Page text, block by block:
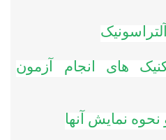
های انجام آزمون